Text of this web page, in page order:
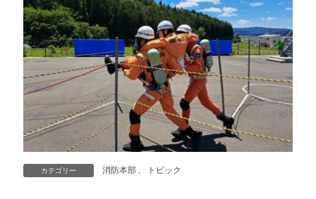
カテゴリー 消防本部 、 トピック